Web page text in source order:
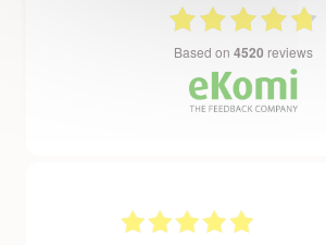
based on 4520 reviews